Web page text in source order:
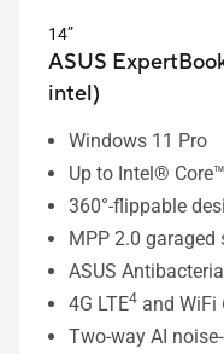
14”
ASUS
intel)
Windows 11 Pro
Up to Intel®
360°-flippable
MPP 2.0 garaged
ASUS
4G LTE4 and WiFi
Two-way AI